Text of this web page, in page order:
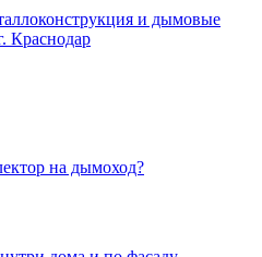
и дымовые
на дымоход?